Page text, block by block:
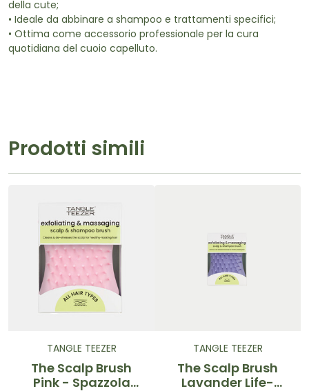
della cute;
• Ideale da abbinare a shampoo e trattamenti specifici;
• Ottima come accessorio professionale per la cura
quotidiana del cuoio capelluto.
Prodotti simili
TANGLE TEEZER
The Scalp Brush
Pink - Spazzola
TANGLE TEEZER
The Scalp Brush
Lavander Life-